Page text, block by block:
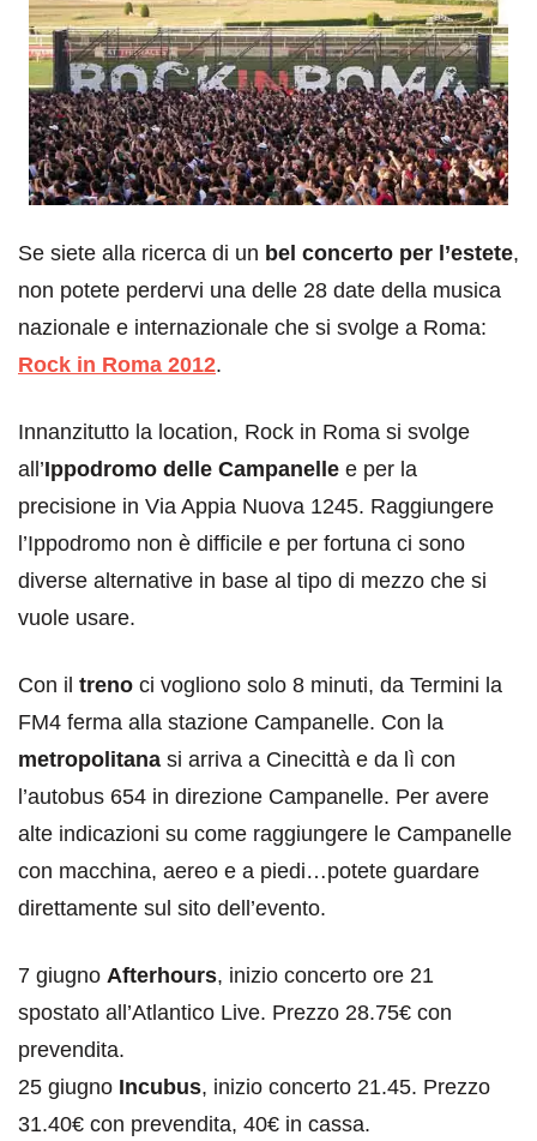
Se siete alla ricerca di un bel concerto per l’estete,
non potete perdervi una delle 28 date della musica
nazionale e internazionale che si svolge a Roma:
Rock in Roma 2012.
Innanzitutto la location, Rock in Roma si svolge
all’Ippodromo delle Campanelle e per la
precisione in Via Appia Nuova 1245. Raggiungere
l’Ippodromo non è difficile e per fortuna ci sono
diverse alternative in base al tipo di mezzo che si
vuole usare.
Con il treno ci vogliono solo 8 minuti, da Termini la
FM4 ferma alla stazione Campanelle. Con la
metropolitana si arriva a Cinecittà e da lì con
l’autobus 654 in direzione Campanelle. Per avere
alte indicazioni su come raggiungere le Campanelle
con macchina, aereo e a piedi…potete guardare
direttamente sul sito dell’evento.
7 giugno Afterhours, inizio concerto ore 21
spostato all’Atlantico Live. Prezzo 28.75€ con
prevendita.
25 giugno Incubus, inizio concerto 21.45. Prezzo
31.40€ con prevendita, 40€ in cassa.